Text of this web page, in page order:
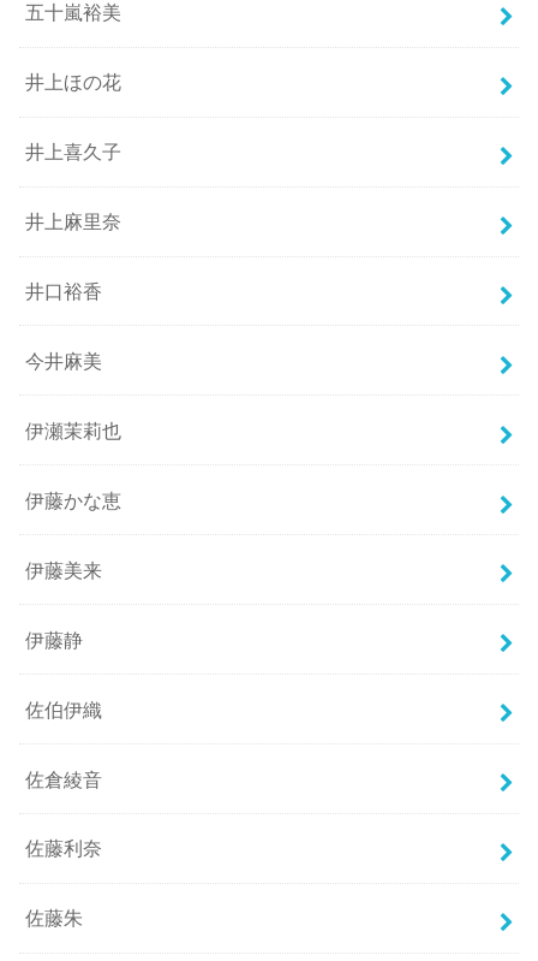
五十嵐裕美
井上ほの花
井上喜久子
井上麻里奈
井口裕香
今井麻美
伊瀬茉莉也
伊藤かな恵
伊藤美来
伊藤静
佐伯伊織
佐倉綾音
佐藤利奈
佐藤朱